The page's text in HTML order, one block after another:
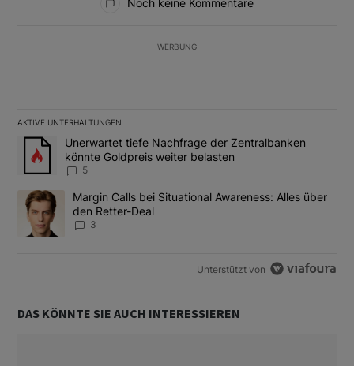
Noch keine Kommentare
WERBUNG
AKTIVE UNTERHALTUNGEN
Das Folgende ist eine Liste der am meisten kommentierten
Ein Trendartikel mit dem Titel "Unerwartet tiefe Nachfrage der
Unerwartet tiefe Nachfrage der Zentralbanken
könnte Goldpreis weiter belasten
5
Ein Trendartikel mit dem Titel "Margin Calls bei Situational
Margin Calls bei Situational Awareness: Alles über
den Retter-Deal
3
Unterstützt von
DAS KÖNNTE SIE AUCH INTERESSIEREN